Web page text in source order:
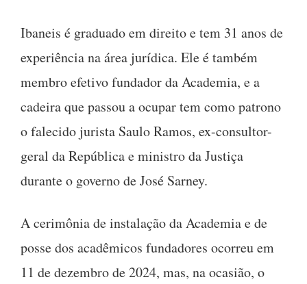
Ibaneis é graduado em direito e tem 31 anos de
experiência na área jurídica. Ele é também
membro efetivo fundador da Academia, e a
cadeira que passou a ocupar tem como patrono
o falecido jurista Saulo Ramos, ex-consultor-
geral da República e ministro da Justiça
durante o governo de José Sarney.
A cerimônia de instalação da Academia e de
posse dos acadêmicos fundadores ocorreu em
11 de dezembro de 2024, mas, na ocasião, o